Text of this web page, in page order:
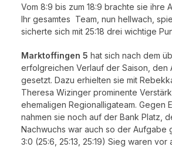
Vom 8:9 bis zum 18:9 brachte sie ihre
Ihr gesamtes Team, nun hellwach,
sicherte sich mit 25:18 drei wichtige
Marktoffingen 5hat sich nach dem
erfolgreichen Verlauf der Saison, den
gesetzt. Dazu erhielten sie mit
Theresa Wizinger prominente
ehemaligen Regionalligateam. Gegen
nahmen sie noch auf der Bank Platz,
Nachwuchs war auch so der Aufgabe
3:0 (25:6, 25:13, 25:19) Sieg waren vor